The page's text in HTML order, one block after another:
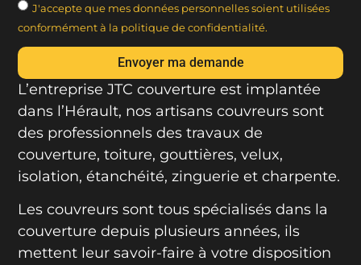
J'accepte que mes données personnelles soient utilisées
conformément à la politique de confidentialité.
Envoyer ma demande
L’entreprise JTC couverture est implantée
dans l’Hérault, nos artisans couvreurs sont
des professionnels des travaux de
couverture, toiture, gouttières, velux,
isolation, étanchéité, zinguerie et charpente.
Les couvreurs sont tous spécialisés dans la
couverture depuis plusieurs années, ils
mettent leur savoir-faire à votre disposition